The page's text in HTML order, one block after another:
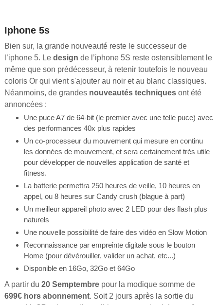
Iphone 5s
Bien sur, la grande nouveauté reste le successeur de
l’iphone 5. Le design de l’iphone 5S reste ostensiblement le
même que son prédécesseur, à retenir toutefois le nouveau
coloris Or qui vient s'ajouter au noir et au blanc classiques.
Néanmoins, de grandes nouveautés techniques ont été
annoncées :
Une puce A7 de 64-bit (le premier avec une telle puce) avec
des performances 40x plus rapides
Un co-processeur du mouvement qui mesure en continu
les données de mouvement, et sera certainement très utile
pour développer de nouvelles application de santé et
fitness.
La batterie permettra 250 heures de veille, 10 heures en
appel, ou 8 heures sur Candy crush (blague à part)
Un meilleur appareil photo avec 2 LED pour des flash plus
naturels
Une nouvelle possibilité de faire des vidéo en Slow Motion
Reconnaissance par empreinte digitale sous le bouton
Home (pour dévérouiller, valider un achat, etc...)
Disponible en 16Go, 32Go et 64Go
A partir du 20 Semptembrepour la modique somme de
699€ hors abonnement. Soit 2 jours après la sortie du